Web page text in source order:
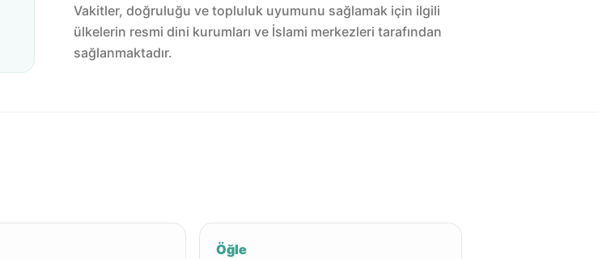
Vakitler, doğruluğu ve topluluk uyumunu sağlamak için ilgili
ülkelerin resmi dini kurumları ve İslami merkezleri tarafından
sağlanmaktadır.
Öğle